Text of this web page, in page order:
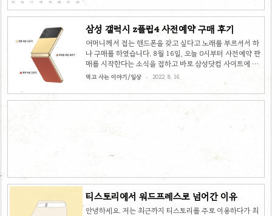
확인할 수 있듯이 고객의 상세한 문의에 대한 성의없는 답변
카카오톡 개발자에 실망한 점 얼마 전 부터 샤오미 폰을 사용
중입니다. 중국에서 만든 폰이라서 조금 꺼려하는 분이 종종
계시긴 하던데 저는 싼 가격에 좋은 성능을 지닌 폰이라는 생
각에 부담없이 쓰기 좋다고 판단하여
sangminem.tistory.com 그리고 얼마 뒤에 또 다시 실망을
삼성 갤럭시 z플립4 사전예약 구매 후기
어머니께서 접는 핸드폰을 갖고 싶다고 노래를 부르셔서 하
나 구매를 하였습니다. 8월 16일, 오늘 0시부터 사전예약 판
매를 시작한다는 소식을 접하고 바로 삼성닷컴 사이트에 접
속을 하니 접속자가 몰려 대기열이 생겼습니다. 그래도 예상
외로 수월하게 접속이 가능했습니다. 생각보다 인기가 없었
던 건지 인프라를 넉넉하게 확보해 놓아 쾌적했던 건지는 정
확히 모르겠지만 다행이었습니다. 컬러는 일반 컬러부터
는 서비스까지 제공하여 소비자들의 환심을 사기 위해 노력
같은 경우는 어차피 케이스를 씌울 건데 뭐하러 비싼걸 사나
먹고 사는 이야기/일상 2022. 8. 16.
티스토리에서 워드프레스로 넘어간 이유
안녕하세요. 저는 최근까지 티스토리를 주로 이용하다가 최